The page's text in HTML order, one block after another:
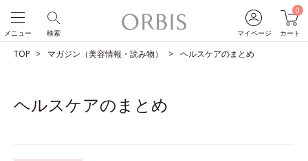
マイページ
0
カート
検索
メニュー
TOP マガジン（美容情報・読み物） ヘルスケアのまとめ
ヘルスケアのまとめ